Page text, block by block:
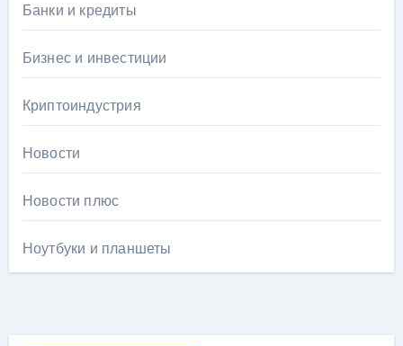
Банки и кредиты
Бизнес и инвестиции
Криптоиндустрия
Новости
Новости плюс
Ноутбуки и планшеты